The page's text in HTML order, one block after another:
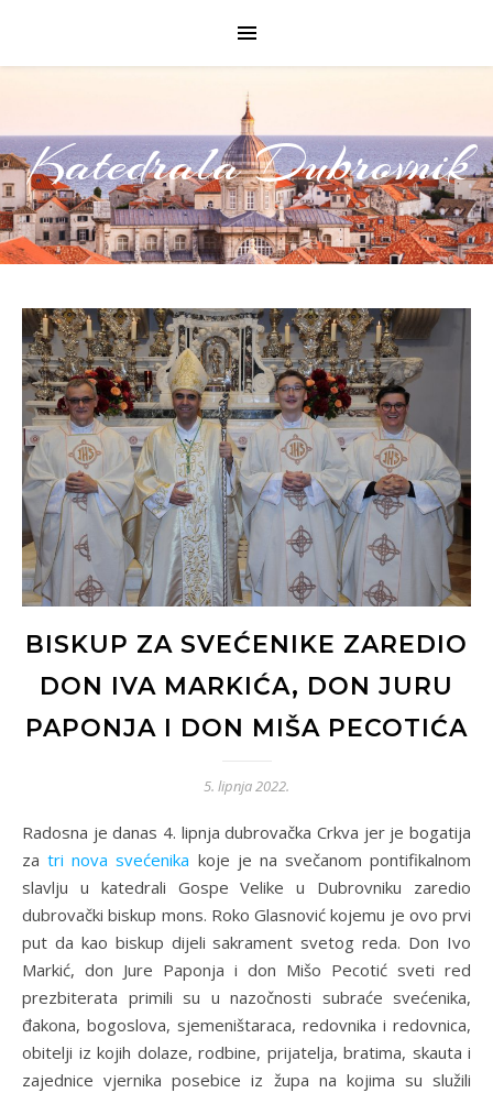
Katedrala Dubrovnik
BISKUP ZA SVEĆENIKE ZAREDIO
DON IVA MARKIĆA, DON JURU
PAPONJA I DON MIŠA PECOTIĆA
5. lipnja 2022.
Radosna je danas 4. lipnja dubrovačka Crkva jer je bogatija
zatri nova svećenika koje je na svečanom pontifikalnom
slavlju u katedrali Gospe Velike u Dubrovniku zaredio
dubrovački biskup mons. Roko Glasnović kojemu je ovo prvi
put da kao biskup dijeli sakrament svetog reda. Don Ivo
Markić, don Jure Paponja i don Mišo Pecotić sveti red
prezbiterata primili su u nazočnosti subraće svećenika,
đakona, bogoslova, sjemeništaraca, redovnika i redovnica,
obitelji iz kojih dolaze, rodbine, prijatelja, bratima, skauta i
zajednice vjernika posebice iz župa na kojima su služili